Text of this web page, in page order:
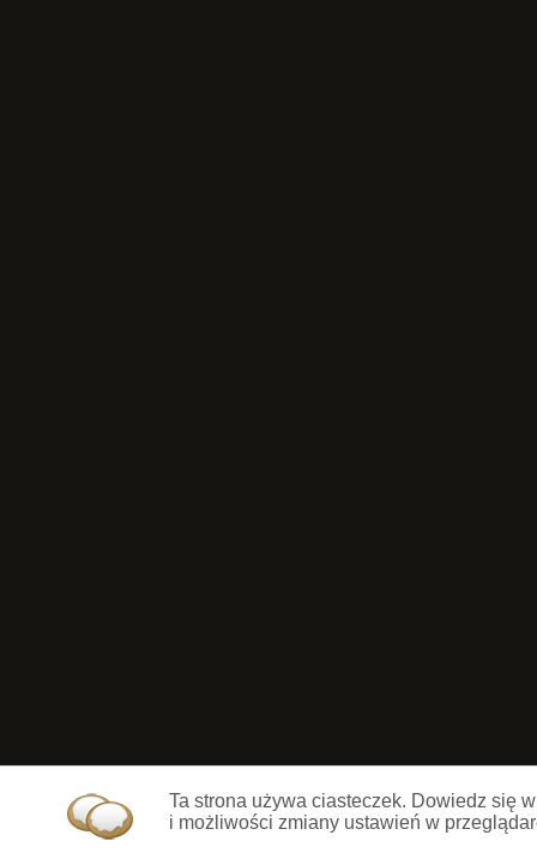
Ta strona używa ciasteczek. Dowiedz się
i możliwości zmiany ustawień w